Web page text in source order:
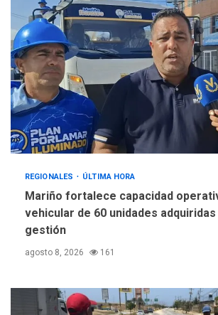
REGIONALES ÚLTIMA HORA
Mariño fortalece capacidad
vehicular de 60 unidades adquiridas
gestión
agosto 8, 2026 161